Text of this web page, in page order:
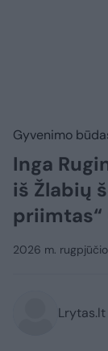
Gyvenimo
Inga
iš Žlabių
priimtas“
2026 m. rugpjūčio
Lrytas.lt